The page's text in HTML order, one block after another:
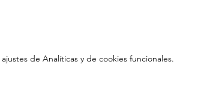
de Analíticas y de cookies funcionales.